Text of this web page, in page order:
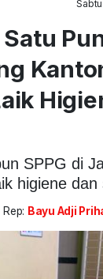
SPPG di
higiene dan
Rep: Bayu Adji